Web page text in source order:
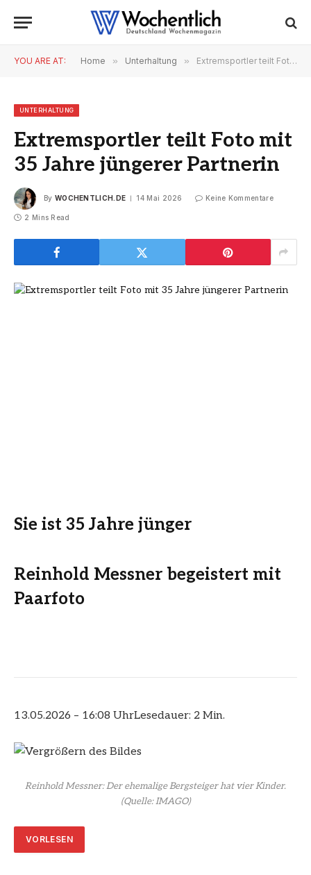
YOU ARE AT: Home » Unterhaltung » Extremsportler teilt Foto mit 35 Jahre jüngerer Partnerin
UNTERHALTUNG
Extremsportler teilt Foto mit
35 Jahre jüngerer Partnerin
By WOCHENTLICH.DE 14 Mai 2026 Keine Kommentare
2 Mins Read
Sie ist 35 Jahre jünger
Reinhold Messner begeistert mit
Paarfoto
13.05.2026 – 16:08 UhrLesedauer: 2 Min.
Reinhold Messner: Der ehemalige Bergsteiger hat vier Kinder.
(Quelle: IMAGO)
VORLESEN